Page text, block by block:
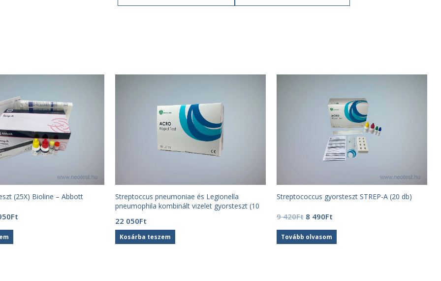
(25X) Bioline – Abbott
Ft
Streptoccus pneumoniae és Legionella
pneumophila kombinált vizelet gyorsteszt (10
22 050Ft
Kosárba teszem
Streptococcus gyorsteszt STREP-A (20 db)
9 420Ft Original
was:
9
8 490FtCurrent
8
Tovább olvasom